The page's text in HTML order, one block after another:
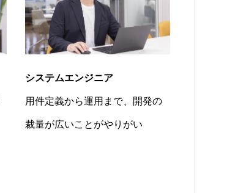
システムエンジニア
用件定義から運用まで、開発の
裁量が広いことがやりがい